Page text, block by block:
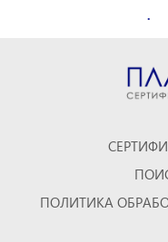
ПОЛИТИКА